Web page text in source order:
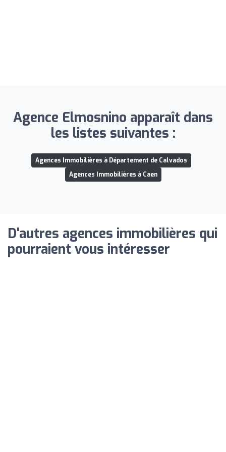
Agence Elmosnino apparaît dans
les listes suivantes :
Agences Immobilières à Département de Calvados
Agences Immobilières à Caen
D'autres agences immobilières qui
pourraient vous intéresser